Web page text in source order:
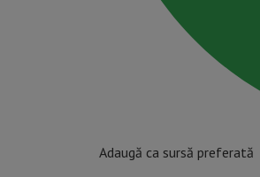
Adaugă ca sursă preferată